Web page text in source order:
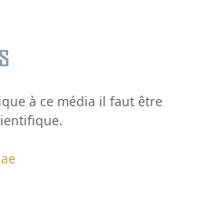
à ce média il faut être